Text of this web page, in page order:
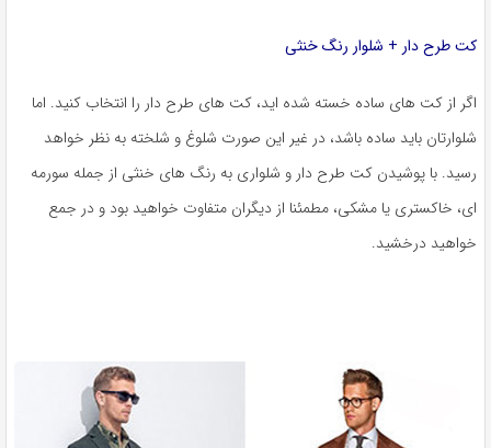
کت طرح دار + شلوار رنگ خنثی
اگر از کت های ساده خسته شده اید، کت های طرح دار را انتخاب کنید. اما
شلوارتان باید ساده باشد، در غیر این صورت شلوغ و شلخته به نظر خواهد
رسید. با پوشیدن کت طرح دار و شلواری به رنگ های خنثی از جمله سورمه
ای، خاکستری یا مشکی، مطمئنا از دیگران متفاوت خواهید بود و در جمع
خواهید درخشید.